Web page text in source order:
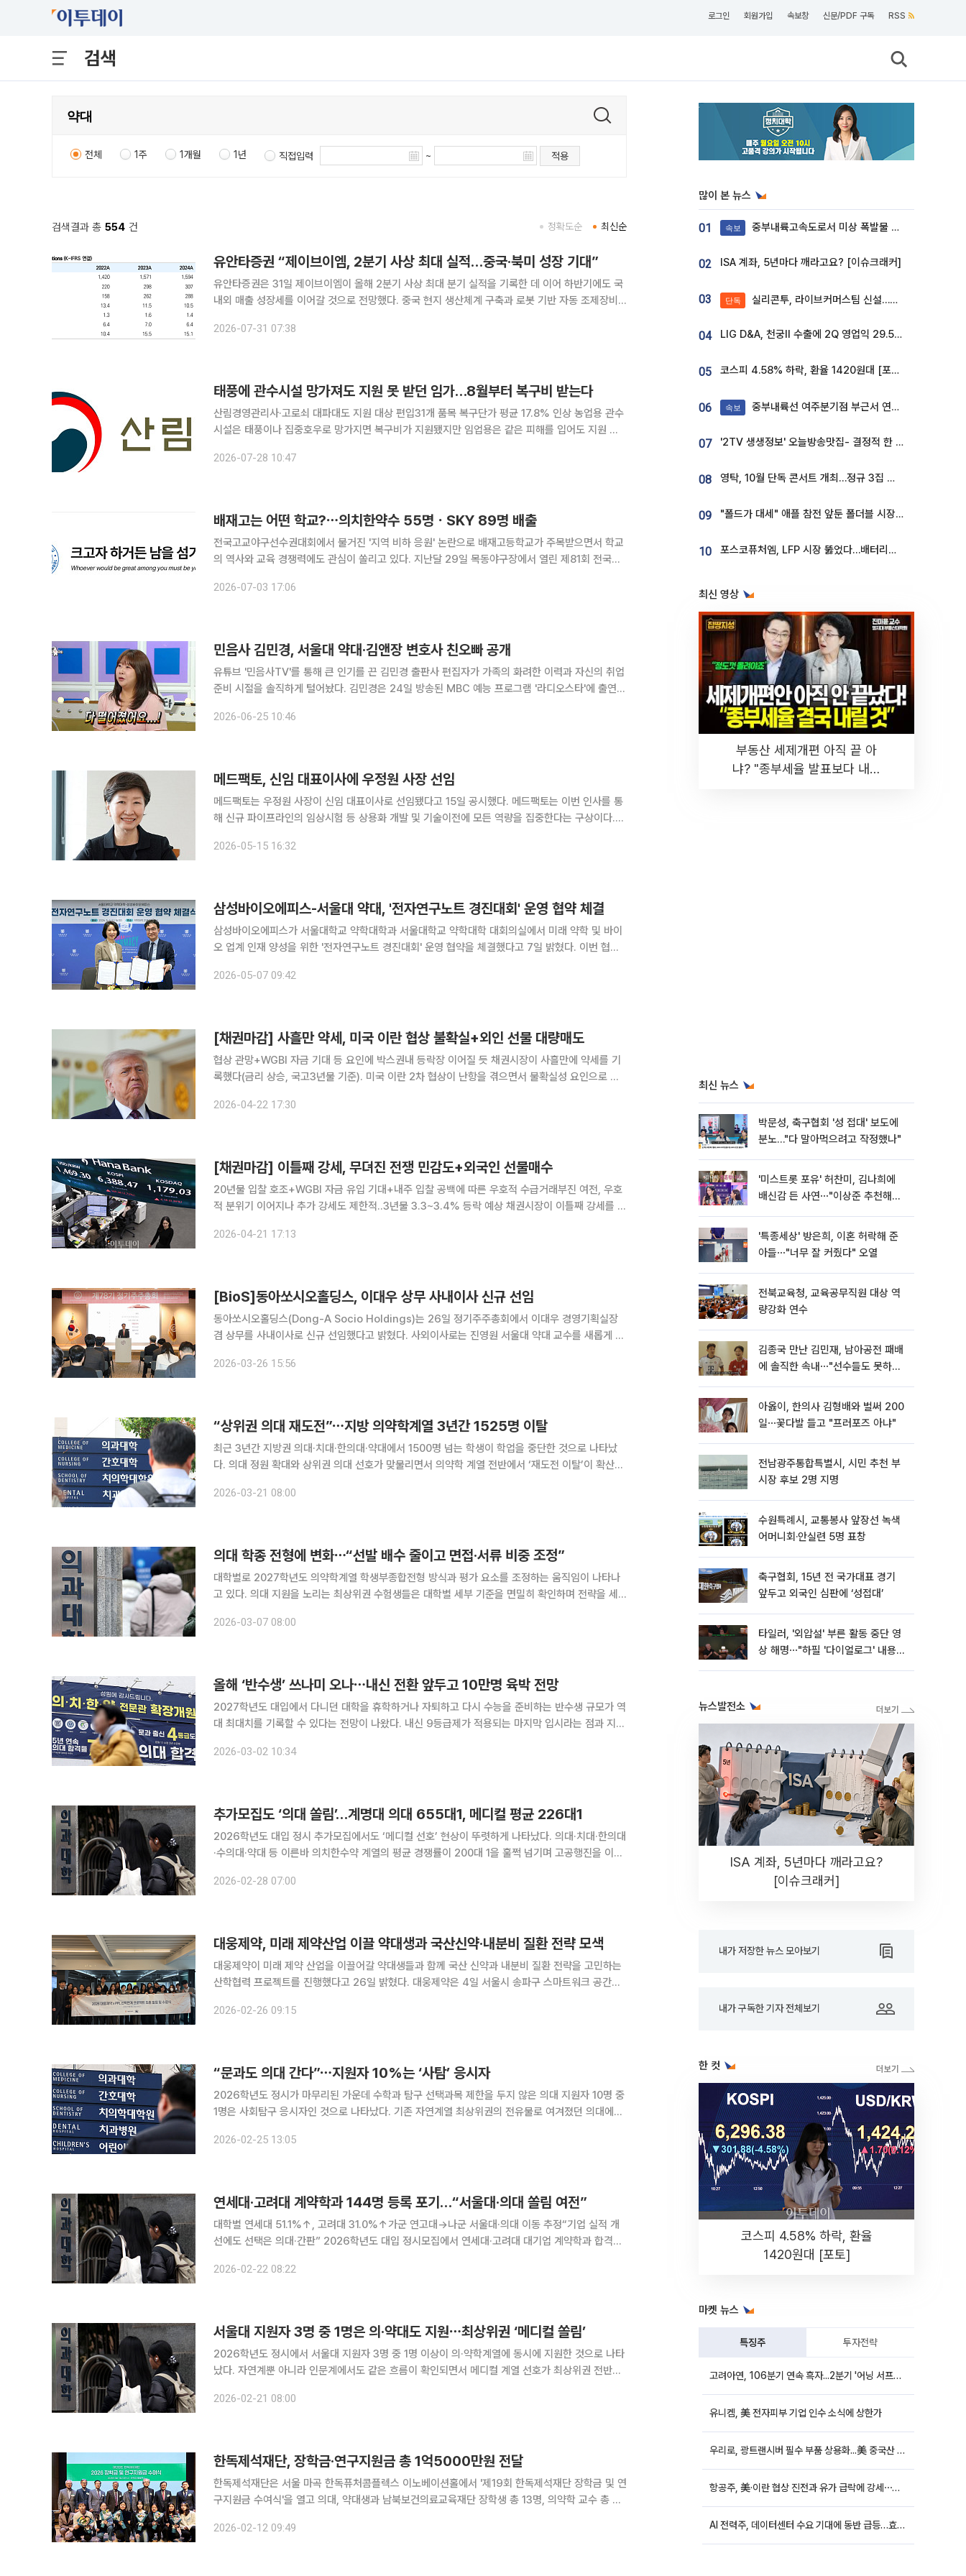
로그인 회원가입 속보창 신문/PDF 구독 RSS
검색
전체 1주 1개월 1년 직접입력 ~ 적용
검색결과 총 554 건 최신순
정확도순
유안타증권 “제이브이엠, 2분기 사상 최대 실적…중국·북미 성장 기대”
유안타증권은 31일 제이브이엠이 올해 2분기 사상 최대 분기 실적을 기록한 데 이어 하반기에도 국
내외 매출 성장세를 이어갈 것으로 전망했다. 중국 현지 생산체계 구축과 로봇 기반 자동 조제장비
대 분기 실적’ 보고서에 따르면 제이브이엠의 2분기 매출액은 전
2026-07-31 07:38
태풍에 관수시설 망가져도 지원 못 받던 임가…8월부터 복구비 받는다
산림경영관리사·고로쇠 대파대도 지원 대상 편입31개 품목 복구단가 평균 17.8% 인상 농업용 관수
시설은 태풍이나 집중호우로 망가지면 복구비가 지원됐지만 임업용은 같은 피해를 입어도 지원 대
피해도 복구비 지원 대상에 포함된다. 산림 분야 31개 품목의 지원 단가도
2026-07-28 10:47
배재고는 어떤 학교?⋯의치한약수 55명ㆍSKY 89명 배출
전국고교야구선수권대회에서 불거진 '지역 비하 응원' 논란으로 배재고등학교가 주목받으면서 학교
의 역사와 교육 경쟁력에도 관심이 쏠리고 있다. 지난달 29일 목동야구장에서 열린 제81회 전국고
타벅스 가야지"라는 응원 구호를 외쳤고, 일부는 "탱크데이"를 함께 외쳐
2026-07-03 17:06
민음사 김민경, 서울대 약대·김앤장 변호사 친오빠 공개
유튜브 '민음사TV'를 통해 큰 인기를 끈 김민경 출판사 편집자가 가족의 화려한 이력과 자신의 취업
준비 시절을 솔직하게 털어놨다. 김민경은 24일 방송된 MBC 예능 프로그램 '라디오스타'에 출연해
교 약학대학을 졸업한 뒤 로스쿨을 나와 현재 김앤장에서
2026-06-25 10:46
메드팩토, 신임 대표이사에 우정원 사장 선임
메드팩토는 우정원 사장이 신임 대표이사로 선임됐다고 15일 공시했다. 메드팩토는 이번 인사를 통
해 신규 파이프라인의 임상시험 등 상용화 개발 및 기술이전에 모든 역량을 집중한다는 구상이다.
다. 이후 하버드대 의대 박사후연구원, 삼성생명과학연구소 선임연
2026-05-15 16:32
삼성바이오에피스-서울대 약대, '전자연구노트 경진대회' 운영 협약 체결
삼성바이오에피스가 서울대학교 약학대학과 서울대학교 약학대학 대회의실에서 미래 약학 및 바이
오 업계 인재 양성을 위한 '전자연구노트 경진대회' 운영 협약을 체결했다고 7일 밝혔다. 이번 협약
트 경진대회'를 공동 운영하고 우수 연구 사례 발굴 및 전자연구노트 작성
2026-05-07 09:42
[채권마감] 사흘만 약세, 미국 이란 협상 불확실+외인 선물 대량매도
협상 관망+WGBI 자금 기대 등 요인에 박스권내 등락장 이어질 듯 채권시장이 사흘만에 약세를 기
록했다(금리 상승, 국고3년물 기준). 미국 이란 2차 협상이 난항을 겪으면서 불확실성 요인으로 작
금융투자협회에 따르면 통안2년물은 3.0bp 오른 3.267%를,
2026-04-22 17:30
[채권마감] 이틀째 강세, 무뎌진 전쟁 민감도+외국인 선물매수
20년물 입찰 호조+WGBI 자금 유입 기대+내주 입찰 공백에 따른 우호적 수급거래부진 여전, 우호
적 분위기 이어지나 추가 강세도 제한적..3년물 3.3~3.4% 등락 예상 채권시장이 이틀째 강세를 기
적으로 시장은 민감도가 떨어지는 분위기였다. 채권은 물
2026-04-21 17:13
[BioS]동아쏘시오홀딩스, 이대우 상무 사내이사 신규 선임
동아쏘시오홀딩스(Dong-A Socio Holdings)는 26일 정기주주총회에서 이대우 경영기획실장
겸 상무를 사내이사로 신규 선임했다고 밝혔다. 사외이사로는 진영원 서울대 약대 교수를 새롭게 영
주당 1000원의 현금배당과 0.03주 주식배당도 승인했다. 또한
2026-03-26 15:56
“상위권 의대 재도전”⋯지방 의약학계열 3년간 1525명 이탈
최근 3년간 지방권 의대·치대·한의대·약대에서 1500명 넘는 학생이 학업을 중단한 것으로 나타났
다. 의대 정원 확대와 상위권 의대 선호가 맞물리면서 의약학 계열 전반에서 ‘재도전 이탈’이 확산하
대·약대에서 총 1525명이 중도탈락했다. 중도탈락은
2026-03-21 08:00
의대 학종 전형에 변화⋯“선발 배수 줄이고 면접·서류 비중 조정”
대학별로 2027학년도 의약학계열 학생부종합전형 방식과 평가 요소를 조정하는 움직임이 나타나
고 있다. 의대 지원을 노리는 최상위권 수험생들은 대학별 세부 기준을 면밀히 확인하며 전략을 세
대·한의대 학생부종합전형에서는 단계별 선발 배수, 수능 최저학력기준,
2026-03-07 08:00
올해 ‘반수생’ 쓰나미 오나⋯내신 전환 앞두고 10만명 육박 전망
2027학년도 대입에서 다니던 대학을 휴학하거나 자퇴하고 다시 수능을 준비하는 반수생 규모가 역
대 최대치를 기록할 수 있다는 전망이 나왔다. 내신 9등급제가 적용되는 마지막 입시라는 점과 지역
최근 반수생 규모와 향후 입시제도 변화 등을 종합적으로 분석한
2026-03-02 10:34
추가모집도 ‘의대 쏠림’…계명대 의대 655대1, 메디컬 평균 226대1
2026학년도 대입 정시 추가모집에서도 ‘메디컬 선호’ 현상이 뚜렷하게 나타났다. 의대·치대·한의대
·수의대·약대 등 이른바 의치한수약 계열의 평균 경쟁률이 200대 1을 훌쩍 넘기며 고공행진을 이어
선발하는 데 8376명이 지원해 평균 경쟁률 226.4대
2026-02-28 07:00
대웅제약, 미래 제약산업 이끌 약대생과 국산신약·내분비 질환 전략 모색
대웅제약이 미래 제약 산업을 이끌어갈 약대생들과 함께 국산 신약과 내분비 질환 전략을 고민하는
산학협력 프로젝트를 진행했다고 26일 밝혔다. 대웅제약은 4일 서울시 송파구 스마트워크 공간인
‘PPL(Pharmaceutical Professional Leaders)’이 참여한
2026-02-26 09:15
“문과도 의대 간다”⋯지원자 10%는 ‘사탐’ 응시자
2026학년도 정시가 마무리된 가운데 수학과 탐구 선택과목 제한을 두지 않은 의대 지원자 10명 중
1명은 사회탐구 응시자인 것으로 나타났다. 기존 자연계열 최상위권의 전유물로 여겨졌던 의대에
원 대학을 공개한 수험생 데이터를 분석한 결과에 따르면, 의대
2026-02-25 13:05
연세대·고려대 계약학과 144명 등록 포기…“서울대·의대 쏠림 여전”
대학별 연세대 51.1%↑, 고려대 31.0%↑가군 연고대→나군 서울대·의대 이동 추정“기업 실적 개
선에도 선택은 의대·간판” 2026학년도 대입 정시모집에서 연세대·고려대 대기업 계약학과 합격자
대기업 취업이 보장되는 ‘계약학과’의 매력에도 불
2026-02-22 08:22
서울대 지원자 3명 중 1명은 의·약대도 지원⋯최상위권 ‘메디컬 쏠림’
2026학년도 정시에서 서울대 지원자 3명 중 1명 이상이 의·약학계열에 동시에 지원한 것으로 나타
났다. 자연계뿐 아니라 인문계에서도 같은 흐름이 확인되면서 메디컬 계열 선호가 최상위권 전반으
3028명(예체능 제외)을 분석한 결과에 따르면 전체의 36.0%가
2026-02-21 08:00
한독제석재단, 장학금‧연구지원금 총 1억5000만원 전달
한독제석재단은 서울 마곡 한독퓨처콤플렉스 이노베이션홀에서 '제19회 한독제석재단 장학금 및 연
구지원금 수여식'을 열고 의대, 약대생과 남북보건의료교육재단 장학생 총 13명, 의약학 교수 총 2
의대, 약대 장학생을 2명씩 선발해 졸업할 때까지 전액 장학금 및
2026-02-12 09:49
많이 본 뉴스
01 속보 중부내륙고속도로서 미상 폭발물 발견
02 ISA 계좌, 5년마다 깨라고요? [이슈크래커]
03 단독 실리콘투, 라이브커머스팀 신설…K뷰티 ‘글로벌 판매망’ 확대[K뷰티 라방戰]
04 LIG D&A, 천궁Ⅱ 수출에 2Q 영업익 29.5%↑…수주잔고 24.6조 [종합]
05 코스피 4.58% 하락, 환율 1420원대 [포토]
06 속보 중부내륙선 여주분기점 부근서 연이은 추돌사고 발생
07 '2TV 생생정보' 오늘방송맛집- 결정적 한 수, 3종 메밀면! 메밀 소바 맛집 '의○○○○'
08 영탁, 10월 단독 콘서트 개최…정규 3집 신곡 첫선
09 "폴드가 대세" 애플 참전 앞둔 폴더블 시장…하반기 경쟁 막 오른다
10 포스코퓨처엠, LFP 시장 뚫었다…배터리사와 대규모 장기 공급 합의
최신 영상
부동산 세제개편 아직 끝 아
냐? "종부세율 발표보다 내릴
최신 뉴스
박문성, 축구협회 '성 접대' 보도에
분노…"다 말아먹으려고 작정했나"
'미스트롯 포유' 허찬미, 김나희에
배신감 든 사연⋯"이상준 추천해주
'특종세상' 방은희, 이혼 허락해 준
아들⋯"너무 잘 커줬다" 오열
전북교육청, 교육공무직원 대상 역
량강화 연수
김종국 만난 김민재, 남아공전 패배
에 솔직한 속내⋯"선수들도 못하긴
아옳이, 한의사 김형배와 벌써 200
일⋯꽃다발 들고 "프러포즈 아냐"
전남광주통합특별시, 시민 추천 부
시장 후보 2명 지명
수원특례시, 교통봉사 앞장선 녹색
어머니회·안실련 5명 표창
축구협회, 15년 전 국가대표 경기
앞두고 외국인 심판에 ‘성접대’
타일러, '외압설' 부른 활동 중단 영
상 해명⋯"하필 '다이얼로그' 내용이
뉴스발전소
ISA 계좌, 5년마다 깨라고요?
[이슈크래커]
내가 저장한 뉴스 모아보기
내가 구독한 기자 전체보기
한 컷
코스피 4.58% 하락, 환율
1420원대 [포토]
마켓 뉴스
특징주 투자전략
고려아연, 106분기 연속 흑자...2분기 '어닝 서프라이즈'에 장 초반 12%대 강세
유니켐, 美 전자피부 기업 인수 소식에 상한가
우리로, 광트랜시버 필수 부품 상용화...美 중국산 퇴출 추진에 상승세
항공주, 美·이란 협상 진전과 유가 급락에 강세⋯한진칼 8%↑
AI 전력주, 데이터센터 수요 기대에 동반 급등…효성중공업 10%↑